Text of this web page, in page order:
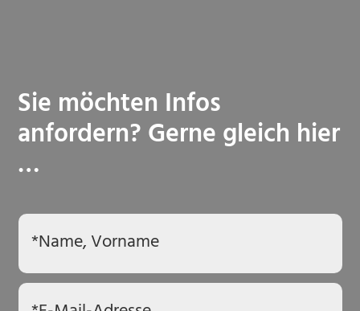
Sie möchten Infos
anfordern? Gerne gleich hier
…